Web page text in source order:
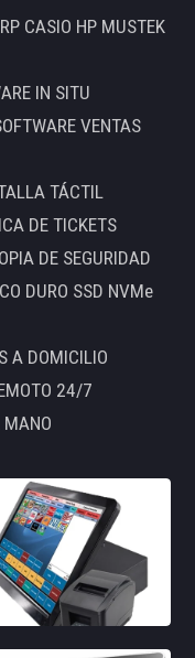
CASIO HP MUSTEK
IN SITU
VENTAS
TÁCTIL
DE TICKETS
DE SEGURIDAD
DURO SSD NVMe
A DOMICILIO
24/7
MANO